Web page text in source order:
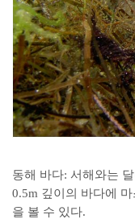
동해 바다: 서해와는
0.5m 깊이의 바다에
을 볼 수 있다.